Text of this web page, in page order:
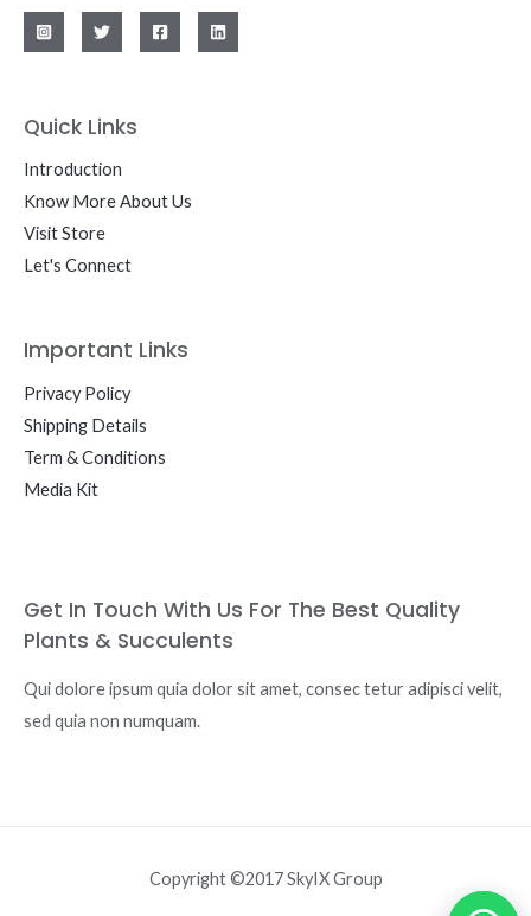
Quick Links
Introduction
Know More About Us
Visit Store
Let's Connect
Important Links
Privacy Policy
Shipping Details
Term & Conditions
Media Kit
Get In Touch With Us For The Best Quality
Plants & Succulents
Qui dolore ipsum quia dolor sit amet, consec tetur adipisci velit,
sed quia non numquam.
Copyright ©2017 SkyIX Group